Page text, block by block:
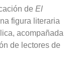
de El
figura literaria
acompañada
de lectores de